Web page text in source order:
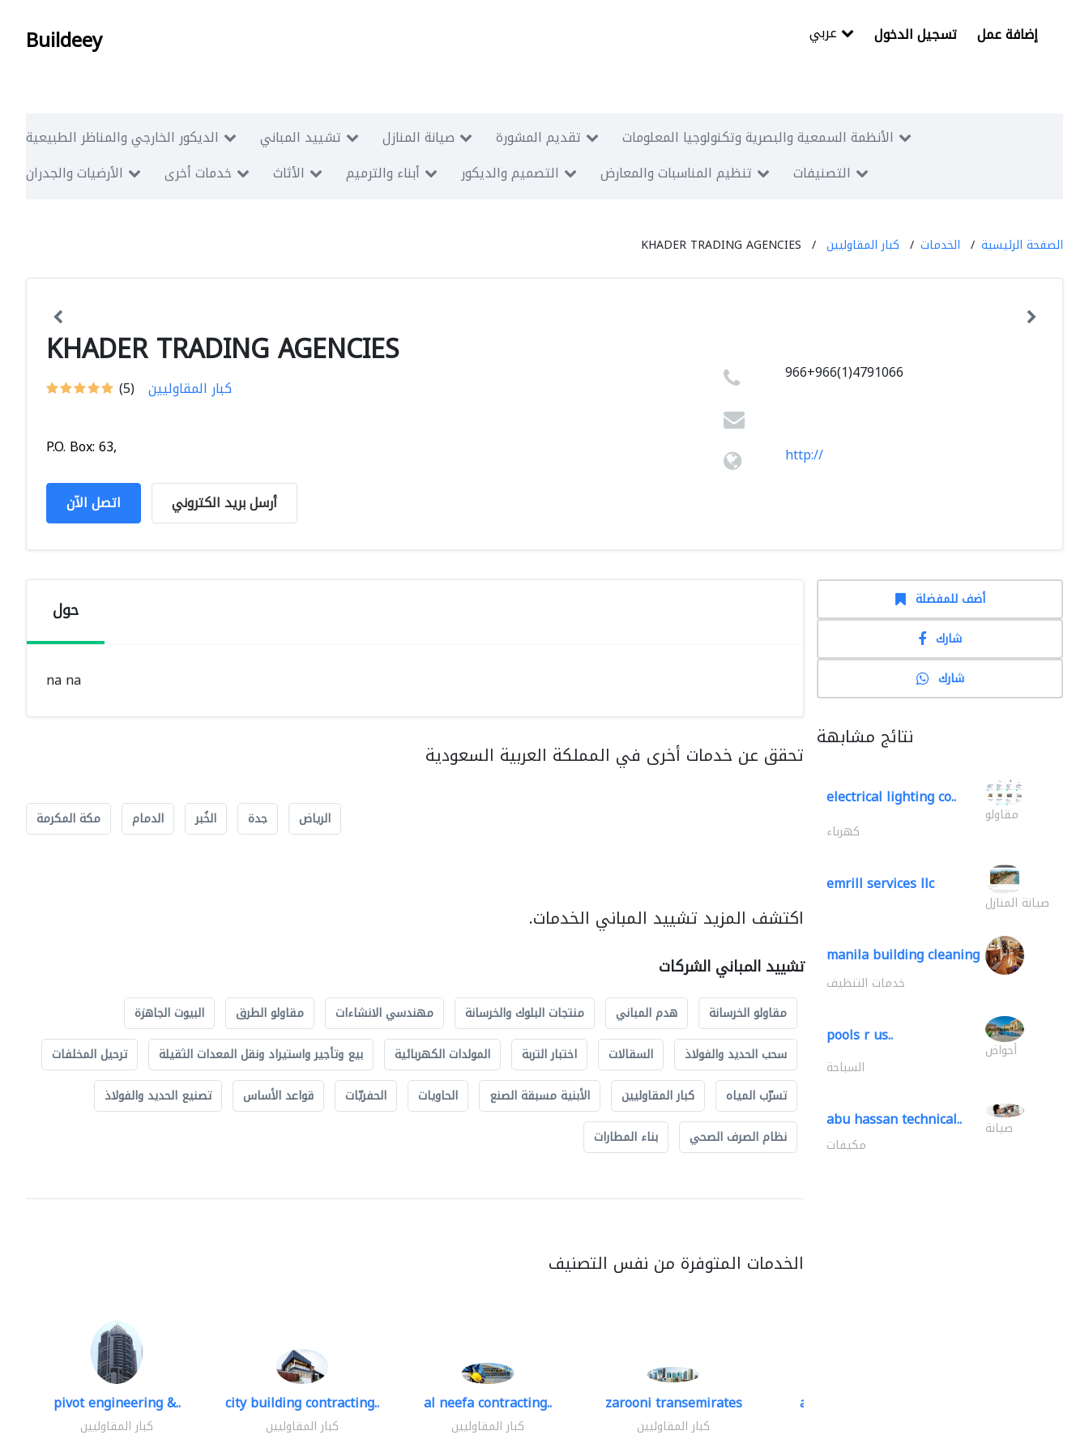
Buildeey تسجيل الدخول إضافة عمل
الديكور الخارجي والمناظر الطبيعية تشييد المباني صيانة المنازل تقديم المشورة
الأنظمة السمعية والبصرية وتكنولوجيا المعلومات
الأرضيات والجدران
خدمات أخرى الأثاث أبناء والترميم التصميم والديكور تنظيم المناسبات والمعارض التصنيفات
الصفحة الرئيسية الخدمات كبار المقاوليين KHADER TRADING AGENCIES
KHADER TRADING AGENCIES
(5) كبار المقاوليين
P.O. Box: 63,
اتصل الآن أرسل بريد الكتروني
966+966(1)4791066
http://
حول
na na
تحقق عن خدمات أخرى في المملكة العربية السعودية
الرياض جدة الخُبر الدمام مكة المكرمة
اكتشف المزيد تشييد المباني الخدمات.
تشييد المباني الشركات
مقاولو الخرسانة هدم المباني منتجات البلوك والخرسانة مهندسي الانشاءات مقاولو الطرق
البيوت الجاهزة
سحب الحديد والفولاذ
السقالات اختبار التربة المولدات الكهربائية بيع وتأجير واستيراد ونقل المعدات الثقيلة
ترحيل المخلفات
تسرّب المياه
كبار المقاوليين الأبنية مسبقة الصنع الحاويات الحفريّات قواعد الأساس
تصنيع الحديد والفولاذ
نظام الصرف الصحي
بناء المطارات
الخدمات المتوفرة من نفس التصنيف
pivot engineering &..
كبار المقاوليين
city building contracting..
كبار المقاوليين
al neefa contracting..
كبار المقاوليين
zarooni transemirates
كبار المقاوليين
accurate bldh cont..
أضف للمفضلة
شارك
شارك
نتائج مشابهة
electrical lighting co..
مقاولو
كهرباء
emrill services llc
صيانة المنازل
manila building cleaning
خدمات التنظيف
pools r us..
أحواض
السباحة
abu hassan technical.. صيانة
مكيفات